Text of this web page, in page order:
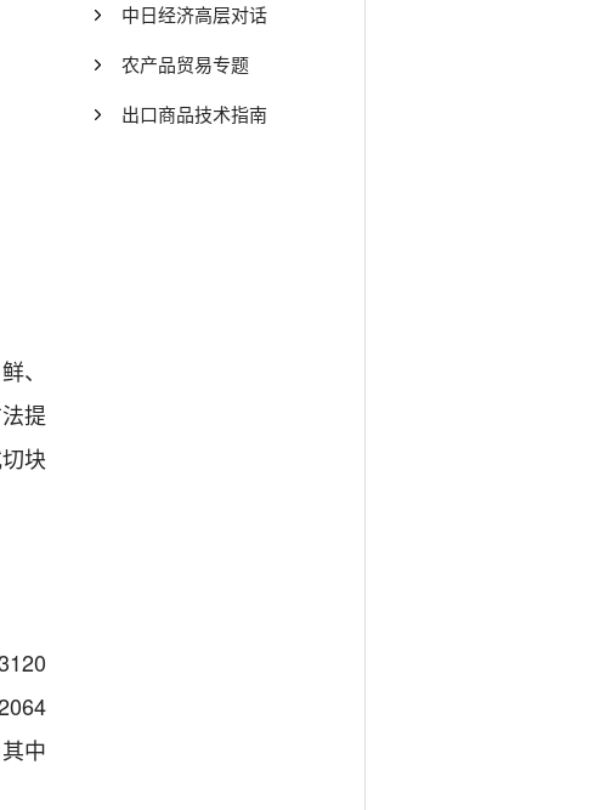
、
提
块
中
中日经济高层对话
农产品贸易专题
出口商品技术指南